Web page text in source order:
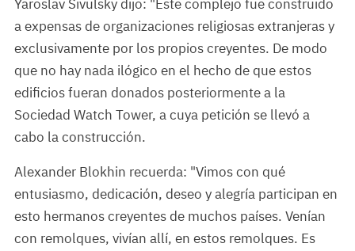
Yaroslav Sivulsky dijo: "Este complejo fue construido
a expensas de organizaciones religiosas extranjeras y
exclusivamente por los propios creyentes. De modo
que no hay nada ilógico en el hecho de que estos
edificios fueran donados posteriormente a la
Sociedad Watch Tower, a cuya petición se llevó a
cabo la construcción.
Alexander Blokhin recuerda: "Vimos con qué
entusiasmo, dedicación, deseo y alegría participan en
esto hermanos creyentes de muchos países. Venían
con remolques, vivían allí, en estos remolques. Es